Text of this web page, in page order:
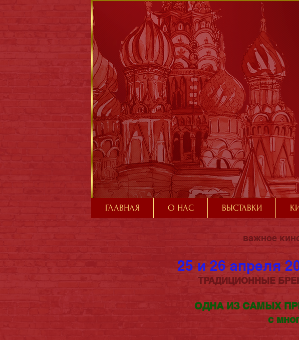
ГЛАВНАЯ О НАС ВЫСТАВКИ
важное
25 и 26 апреля
ТРАДИЦИОННЫЕ
ОДНА ИЗ САМЫХ
с